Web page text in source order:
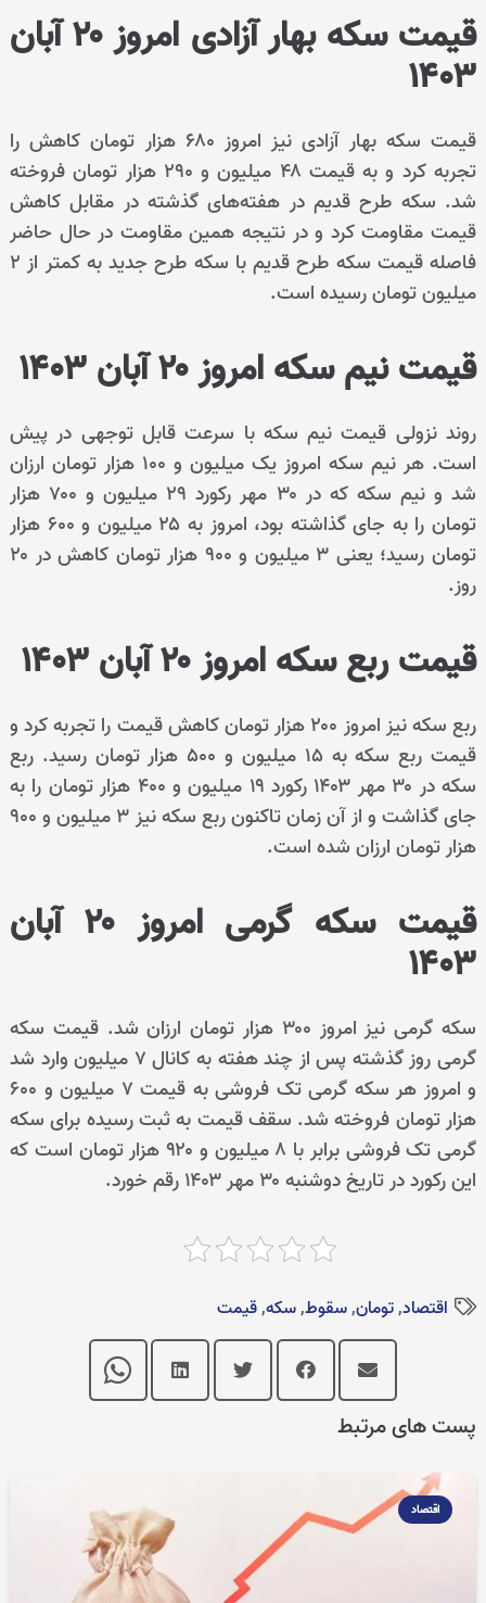
قیمت سکه بهار آزادی امروز ۲۰ آبان
۱۴۰۳
قیمت سکه بهار آزادی نیز امروز ۶۸۰ هزار تومان کاهش را
تجربه کرد و به قیمت ۴۸ میلیون و ۲۹۰ هزار تومان فروخته
شد. سکه طرح قدیم در هفته‌های گذشته در مقابل کاهش
قیمت مقاومت کرد و در نتیجه همین مقاومت در حال حاضر
فاصله قیمت سکه طرح قدیم با سکه طرح جدید به کمتر از ۲
میلیون تومان رسیده است.
قیمت نیم سکه امروز ۲۰ آبان ۱۴۰۳
روند نزولی قیمت نیم سکه با سرعت قابل توجهی در پیش
است. هر نیم سکه امروز یک میلیون و ۱۰۰ هزار تومان ارزان
شد و نیم سکه که در ۳۰ مهر رکورد ۲۹ میلیون و ۷۰۰ هزار
تومان را به جای گذاشته بود، امروز به ۲۵ میلیون و ۶۰۰ هزار
تومان رسید؛ یعنی ۳ میلیون و ۹۰۰ هزار تومان کاهش در ۲۰
روز.
قیمت ربع سکه امروز ۲۰ آبان ۱۴۰۳
ربع سکه نیز امروز ۲۰۰ هزار تومان کاهش قیمت را تجربه کرد و
قیمت ربع سکه به ۱۵ میلیون و ۵۰۰ هزار تومان رسید. ربع
سکه در ۳۰ مهر ۱۴۰۳ رکورد ۱۹ میلیون و ۴۰۰ هزار تومان را به
جای گذاشت و از آن زمان تاکنون ربع سکه نیز ۳ میلیون و ۹۰۰
هزار تومان ارزان شده است.
قیمت سکه گرمی امروز ۲۰ آبان
۱۴۰۳
سکه گرمی نیز امروز ۳۰۰ هزار تومان ارزان شد. قیمت سکه
گرمی روز گذشته پس از چند هفته به کانال ۷ میلیون وارد شد
و امروز هر سکه گرمی تک فروشی به قیمت ۷ میلیون و ۶۰۰
هزار تومان فروخته شد. سقف قیمت به ثبت رسیده برای سکه
گرمی تک فروشی برابر با ۸ میلیون و ۹۲۰ هزار تومان است که
این رکورد در تاریخ دوشنبه ۳۰ مهر ۱۴۰۳ رقم خورد.
اقتصاد,تومان,سقوط,سکه,قیمت‌
پست های مرتبط
اقتصاد